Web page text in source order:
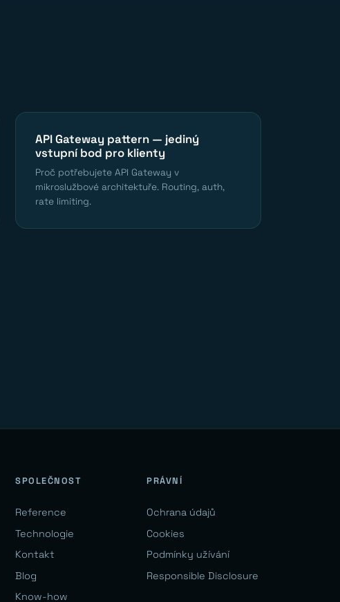
API Gateway pattern — jediný
vstupní bod pro klienty
Proč potřebujete API Gateway v
mikroslužbové architektuře. Routing, auth,
rate limiting.
SPOLEČNOST
Reference
Technologie
Kontakt
Blog
Know-how
PRÁVNÍ
Ochrana údajů
Cookies
Podmínky užívání
Responsible Disclosure